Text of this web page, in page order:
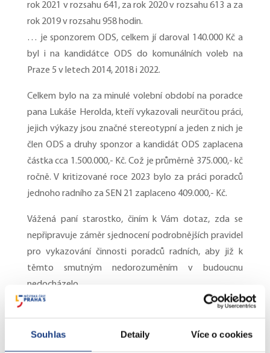
Souhlas Detaily Více o cookies
rok 2021 v rozsahu 641, za rok 2020 v rozsahu 613 a za
rok 2019 v rozsahu 958 hodin.
… je sponzorem ODS, celkem jí daroval 140.000 Kč a
byl i na kandidátce ODS do komunálních voleb na
Praze 5 v letech 2014, 2018 i 2022.
Celkem bylo na za minulé volební období na poradce
pana Lukáše Herolda, kteří vykazovali neurčitou práci,
jejich výkazy jsou značné stereotypní a jeden z nich je
člen ODS a druhy sponzor a kandidát ODS zaplacena
částka cca 1.500.000,- Kč. Což je průměrně 375.000,- kč
ročně. V kritizované roce 2023 bylo za práci poradců
jednoho radního za SEN 21 zaplaceno 409.000,- Kč.
Vážená paní starostko, činím k Vám dotaz, zda se
nepřipravuje záměr sjednocení podrobnějších pravidel
pro vykazování činnosti poradců radních, aby již k
těmto smutným nedorozuměním v budoucnu
nedocházelo.